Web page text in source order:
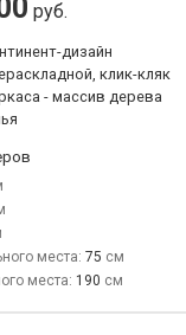
руб.
дизайн
клик-кляк
- массив дерева
места: 75
места: 190